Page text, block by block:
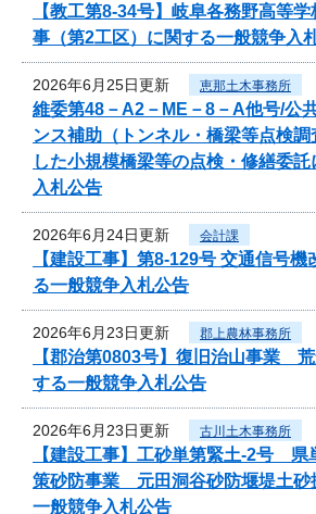
【教工第8-34号】岐阜各務野高等
事（第2工区）に関する一般競争入
2026年6月25日更新 恵那土木事務所
維委第48－A2－ME－8－A他号/公
ンス補助（トンネル・橋梁等点検調
した小規模橋梁等の点検・修繕委
入札公告
2026年6月24日更新 会計課
【建設工事】第8-129号 交通信号
る一般競争入札公告
2026年6月23日更新 郡上農林事務所
【郡治第0803号】復旧治山事業
する一般競争入札公告
2026年6月23日更新 古川土木事務所
【建設工事】工砂単第緊土-2号
策砂防事業 元田洞谷砂防堰堤土砂
一般競争入札公告